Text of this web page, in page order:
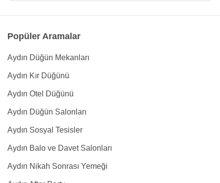
Popüler Aramalar
Aydın Düğün Mekanları
Aydın Kır Düğünü
Aydın Otel Düğünü
Aydın Düğün Salonları
Aydın Sosyal Tesisler
Aydın Balo ve Davet Salonları
Aydın Nikah Sonrası Yemeği